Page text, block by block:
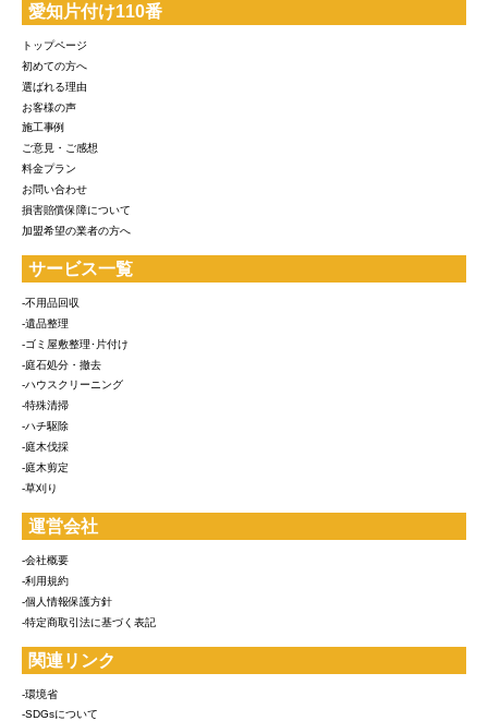
愛知片付け110番
トップページ
初めての方へ
選ばれる理由
お客様の声
施工事例
ご意見・ご感想
料金プラン
お問い合わせ
損害賠償保障について
加盟希望の業者の方へ
サービス一覧
-不用品回収
-遺品整理
-ゴミ屋敷整理･片付け
-庭石処分・撤去
-ハウスクリーニング
-特殊清掃
-ハチ駆除
-庭木伐採
-庭木剪定
-草刈り
運営会社
-会社概要
-利用規約
-個人情報保護方針
-特定商取引法に基づく表記
関連リンク
-環境省
-SDGsについて